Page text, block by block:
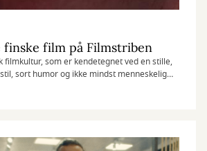
film på Filmstriben
filmkultur, som er kendetegnet ved en stille,
sort humor og ikke mindst menneskelig
gode finske film, du kan se på